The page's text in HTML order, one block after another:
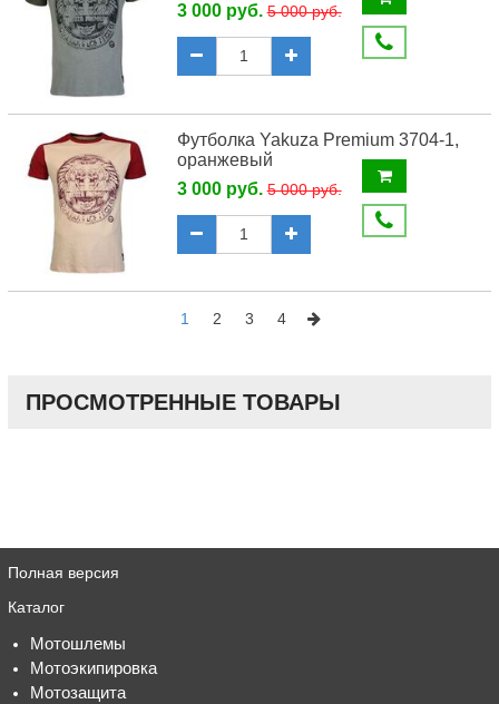
3 000 руб.5 000 руб.
Футболка Yakuza Premium 3704-1,
оранжевый
3 000 руб.5 000 руб.
1 2 3 4
ПРОСМОТРЕННЫЕ ТОВАРЫ
Полная версия
Каталог
Мотошлемы
Мотоэкипировка
Мотозащита